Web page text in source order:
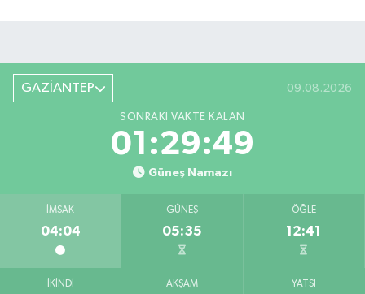
GAZİANTEP 09.08.2026
SONRAKI VAKTE KALAN
01:29:49
Güneş Namazı
İMSAK
04:04
GÜNEŞ
05:35
ÖĞLE
12:41
İKINDI AKŞAM YATSI